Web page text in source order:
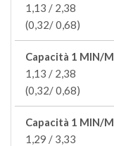
1,13 / 2,38
(0,32/ 0,68)
Capacità 1 MIN/
1,13 / 2,38
(0,32/ 0,68)
Capacità 1 MIN/
1,29 / 3,33